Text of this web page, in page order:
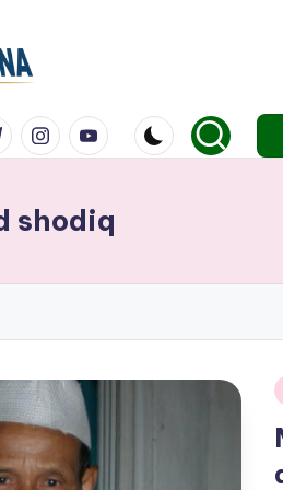
instagram.com
youtube.com
shodiq